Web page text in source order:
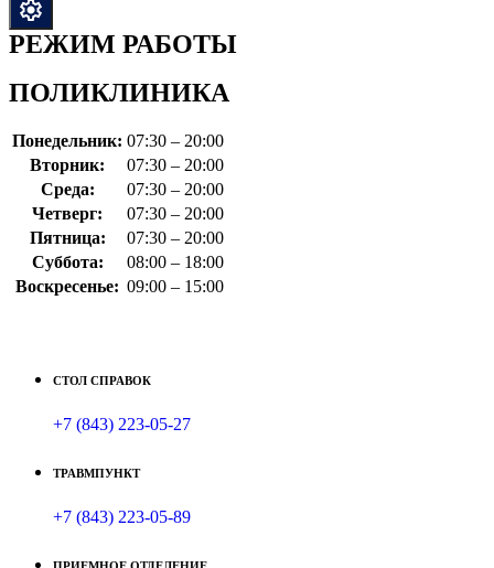
РЕЖИМ РАБОТЫ
ПОЛИКЛИНИКА
Понедельник: 07:30 – 20:00
Вторник:
07:30 – 20:00
Среда:
07:30 – 20:00
Четверг:
07:30 – 20:00
Пятница:
07:30 – 20:00
Суббота:
08:00 – 18:00
Воскресенье: 09:00 – 15:00
СТОЛ СПРАВОК
+7 (843) 223-05-27
ТРАВМПУНКТ
+7 (843) 223-05-89